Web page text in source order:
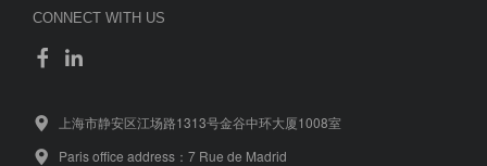
CONNECT WITH US
上海市静安区江场路1313号金谷中环大厦1008室
Paris office address：7 Rue de Madrid